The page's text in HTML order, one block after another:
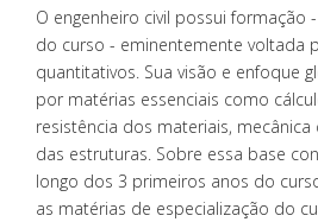
O engenheiro civil possui formação
do curso - eminentemente voltada
quantitativos. Sua visão e enfoque
por matérias essenciais como
resistência dos materiais,
das estruturas. Sobre essa base
longo dos 3 primeiros anos do
as matérias de especialização do